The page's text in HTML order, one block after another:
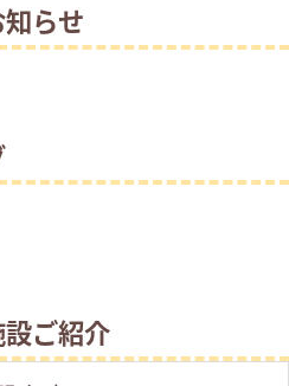
らせ
ご紹介